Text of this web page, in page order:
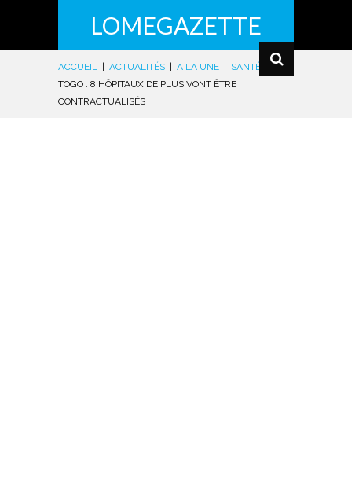
LOMEGAZETTE
ACCUEIL ACTUALITÉS A LA UNE SANTÉ
TOGO : 8 HÔPITAUX DE PLUS VONT ÊTRE
CONTRACTUALISÉS